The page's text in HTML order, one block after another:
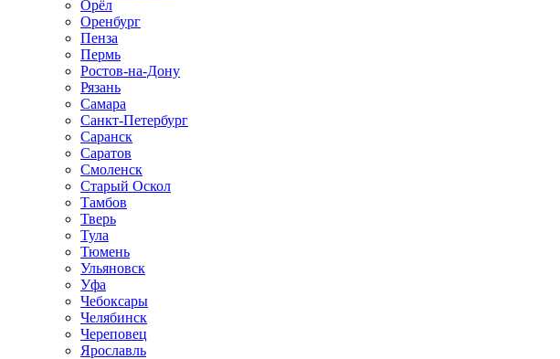
Орёл
Оренбург
Пенза
Пермь
Ростов‑на‑Дону
Рязань
Самара
Санкт‑Петербург
Саранск
Саратов
Смоленск
Старый Оскол
Тамбов
Тверь
Тула
Тюмень
Ульяновск
Уфа
Чебоксары
Челябинск
Череповец
Ярославль